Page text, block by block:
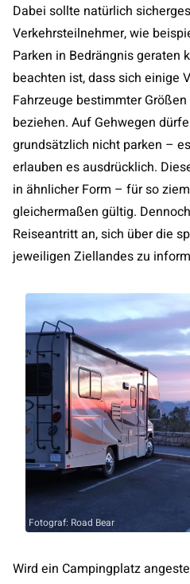
Dabei sollte natürlich
Verkehrsteilnehmer, wie
Parken in Bedrängnis geraten
beachten ist, dass sich einige
Fahrzeuge bestimmter
beziehen. Auf Gehwegen
grundsätzlich nicht parken –
erlauben es ausdrücklich.
in ähnlicher Form – für so
gleichermaßen gültig.
Reiseantritt an, sich über die
jeweiligen Ziellandes zu
Fotograf: Road Bear
Wird ein Campingplatz